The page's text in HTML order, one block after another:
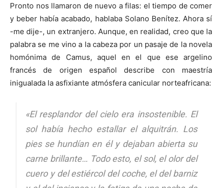
Pronto nos llamaron de nuevo a filas: el tiempo de comer
y beber había acabado, hablaba Solano Benítez. Ahora sí
-me dije-, un extranjero. Aunque, en realidad, creo que la
palabra se me vino a la cabeza por un pasaje de la novela
homónima de Camus, aquel en el que ese argelino
francés de origen español describe con maestría
inigualada la asfixiante atmósfera canicular norteafricana:
«El resplandor del cielo era insostenible. El
sol había hecho estallar el alquitrán. Los
pies se hundían en él y dejaban abierta su
carne brillante… Todo esto, el sol, el olor del
cuero y del estiércol del coche, el del barniz